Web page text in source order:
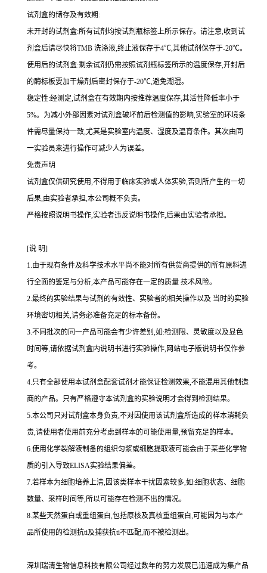
试剂盒的储存及有效期:
未开封的试剂盒:所有试剂均按试剂瓶标签上所示保存。请注意,收到试
剂盒后请尽快将TMB 洗涤液,终止液保存于4℃,其他试剂保存于-20℃。
使用后的试剂盒:剩余试剂仍需按照试剂瓶标签所示的温度保存,开封后
的酶标板要加干燥剂后密封保存于-20℃,避免潮湿。
稳定性:经测定,试剂盒在有效期内按推荐温度保存,其活性降低率小于
5%。为减小外部因素对试剂盒破坏前后检测值的影响,实验室的环境条
件需尽量保持一致,尤其是实验室内温度、湿度及温育条件。其次由同
一实验员来进行操作可减少人为误差。
免责声明
试剂盒仅供研究使用,不得用于临床实验或人体实验,否则所产生的一切
后果,由实验者承担,本公司概不负责。
严格按照说明书操作,实验者违反说明书操作,后果由实验者承担。
[说 明]
1.由于现有条件及科学技术水平尚不能对所有供货商提供的所有原料进
行全面的鉴定与分析,本产品可能存在一定的质量 技术风险。
2.最终的实验结果与试剂的有效性、实验者的相关操作以及 当时的实验
环境密切相关,请务必准备充足的标本备份。
3.不同批次的同一产品可能会有少许差别,如:检测限、灵敏度以及显色
时间等,请依据试剂盒内说明书进行实验操作,网站电子版说明书仅作参
考。
4.只有全部使用本试剂盒配套试剂才能保证检测效果,不能混用其他制造
商的产品。只有严格遵守本试剂盒的实验说明才会得到 检测结果。
5.本公司只对试剂盒本身负责,不对因使用该试剂盒所造成的样本消耗负
责,请使用者使用前充分考虑到样本的可能使用量,预留充足的样本。
6.使用化学裂解液制备的组织匀浆或细胞提取液可能会由于某些化学物
质的引入导致ELISA实验结果偏差。
7.若样本为细胞培养上清,因该类样本干扰因素较多,如:细胞状态、细胞
数量、采样时间等,所以可能存在检测不出的情况。
8.某些天然蛋白或重组蛋白,包括原核及真核重组蛋白,可能因为与本产
品所使用的检测抗ti及捕获抗ti不匹配,而不被检测出。
深圳瑞清生物信息科技有限公司经过数年的努力发展已迅速成为集产品